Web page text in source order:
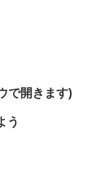
で開きます)
う